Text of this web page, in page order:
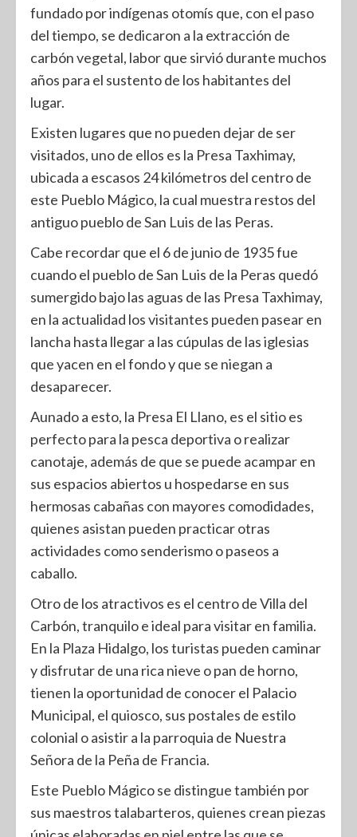
fundado por indígenas otomís que, con el paso
del tiempo, se dedicaron a la extracción de
carbón vegetal, labor que sirvió durante muchos
años para el sustento de los habitantes del
lugar.
Existen lugares que no pueden dejar de ser
visitados, uno de ellos es la Presa Taxhimay,
ubicada a escasos 24 kilómetros del centro de
este Pueblo Mágico, la cual muestra restos del
antiguo pueblo de San Luis de las Peras.
Cabe recordar que el 6 de junio de 1935 fue
cuando el pueblo de San Luis de la Peras quedó
sumergido bajo las aguas de las Presa Taxhimay,
en la actualidad los visitantes pueden pasear en
lancha hasta llegar a las cúpulas de las iglesias
que yacen en el fondo y que se niegan a
desaparecer.
Aunado a esto, la Presa El Llano, es el sitio es
perfecto para la pesca deportiva o realizar
canotaje, además de que se puede acampar en
sus espacios abiertos u hospedarse en sus
hermosas cabañas con mayores comodidades,
quienes asistan pueden practicar otras
actividades como senderismo o paseos a
caballo.
Otro de los atractivos es el centro de Villa del
Carbón, tranquilo e ideal para visitar en familia.
En la Plaza Hidalgo, los turistas pueden caminar
y disfrutar de una rica nieve o pan de horno,
tienen la oportunidad de conocer el Palacio
Municipal, el quiosco, sus postales de estilo
colonial o asistir a la parroquia de Nuestra
Señora de la Peña de Francia.
Este Pueblo Mágico se distingue también por
sus maestros talabarteros, quienes crean piezas